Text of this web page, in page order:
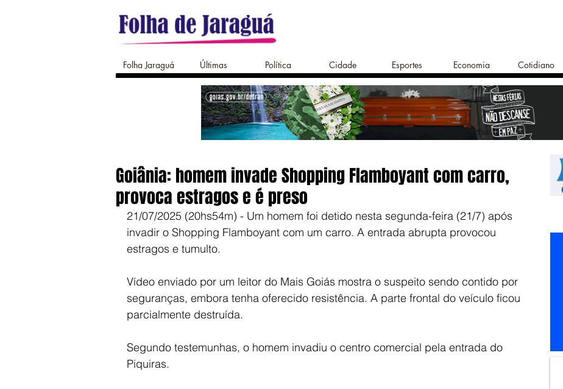
Folha Jaraguá Últimas Política Cidade Esportes Economia Cotidiano
Goiânia: homem invade Shopping Flamboyant com carro,
provoca estragos e é preso
21/07/2025 (20hs54m) - Um homem foi detido nesta segunda-feira (21/7) após
invadir o Shopping Flamboyant com um carro. A entrada abrupta provocou
estragos e tumulto.
Vídeo enviado por um leitor do Mais Goiás mostra o suspeito sendo contido por
seguranças, embora tenha oferecido resistência. A parte frontal do veículo ficou
parcialmente destruída.
Segundo testemunhas, o homem invadiu o centro comercial pela entrada do
Piquiras.